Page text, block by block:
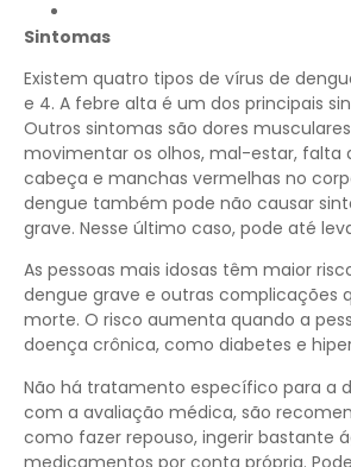
Sintomas
Existem quatro tipos de vírus de
e 4. A febre alta é um dos principais
Outros sintomas são dores
movimentar os olhos, mal-estar, falta
cabeça e manchas vermelhas no
dengue também pode não causar
grave. Nesse último caso, pode até
As pessoas mais idosas têm maior
dengue grave e outras complicações
morte. O risco aumenta quando a
doença crônica, como diabetes e
Não há tratamento específico para a
com a avaliação médica, são
como fazer repouso, ingerir bastante
medicamentos por conta própria.